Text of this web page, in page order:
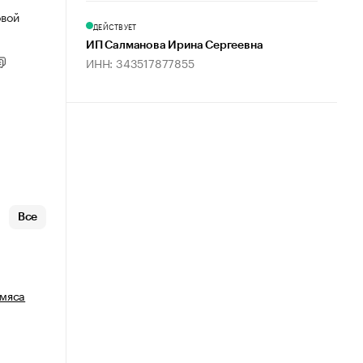
Все
ДЕЙСТВУЕТ
ИП Салманова Ирина Сергеевна
ИНН: 343517877855